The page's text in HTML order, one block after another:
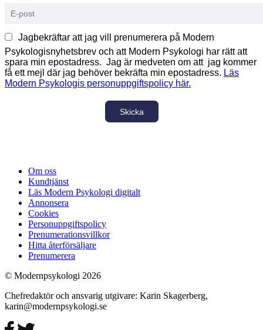
Jagbekräftar att jag vill prenumerera på Modern
Psykologisnyhetsbrev och att Modern Psykologi har rätt att
spara min epostadress. Jag är medveten om att jag kommer
få ett mejl där jag behöver bekräfta min epostadress. Läs
Modern Psykologis personuppgiftspolicy här.
Skicka
Om oss
Kundtjänst
Läs Modern Psykologi digitalt
Annonsera
Cookies
Personuppgiftspolicy
Prenumerationsvillkor
Hitta återförsäljare
Prenumerera
© Modernpsykologi 2026
Chefredaktör och ansvarig utgivare: Karin Skagerberg,
karin@modernpsykologi.se